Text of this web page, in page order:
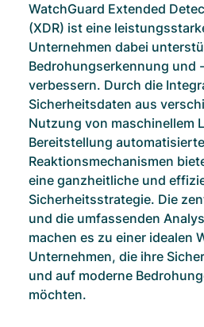
WatchGuard Extended
(XDR) ist eine
Unternehmen dabei
Bedrohungserkennung und
verbessern. Durch die
Sicherheitsdaten aus
Nutzung von maschinellem
Bereitstellung
Reaktionsmechanismen
eine ganzheitliche und
Sicherheitsstrategie. Die
und die umfassenden
machen es zu einer idealen
Unternehmen, die ihre
und auf moderne
möchten.